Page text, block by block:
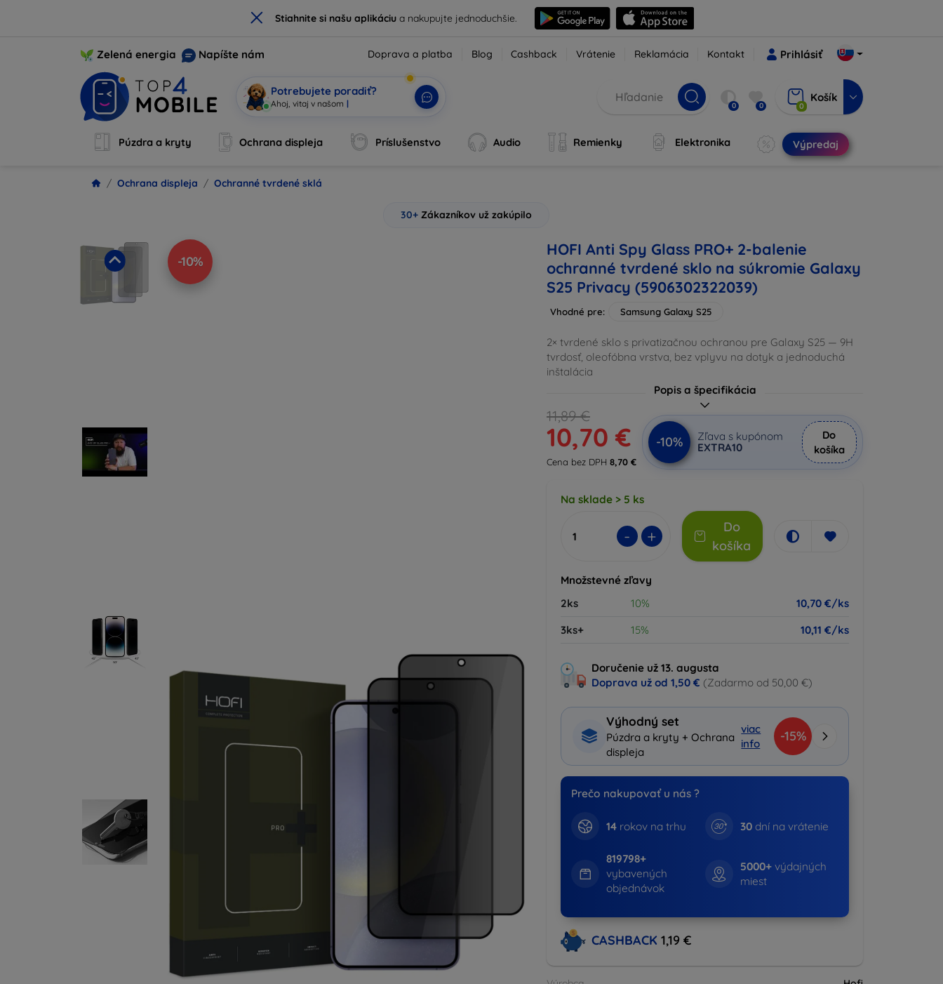
× Stiahnite si našu aplikáciua nakupujte jednoduchšie.
Zelená energia Napíšte nám Doprava a platba Blog Cashback Vrátenie Reklamácia Kontakt Prihlásiť
Potrebujete poradiť?
Som Mob 0 0 0
Košík
Púzdra a kryty Ochrana displeja Príslušenstvo Audio Remienky Elektronika Výpredaj
Ochrana displeja Ochranné tvrdené sklá
30+ Zákazníkov už zakúpilo
-10%
HOFI Anti Spy Glass PRO+ 2-balenie
ochranné tvrdené sklo na súkromie Galaxy
S25 Privacy (5906302322039)
Vhodné pre: Samsung Galaxy S25
2× tvrdené sklo s privatizačnou ochranou pre Galaxy S25 — 9H
tvrdosť, oleofóbna vrstva, bez vplyvu na dotyk a jednoduchá
inštalácia
Popis a špecifikácia
11,89 €
10,70 €
Cena bez DPH 8,70 €
-10%
Zľava s kupónom
EXTRA10
Do
košíka
Na sklade > 5 ks
- +
Do
košíka
Množstevné zľavy
2ks
10%
10,70 €/ks
3ks+
15% 10,11 €/ks
Doručenie už 13. augusta
Doprava už od 1,50 € (Zadarmo od 50,00 €)
Výhodný set
Púzdra a kryty + Ochrana
displeja
viac
info
-15%
Prečo nakupovať u nás ?
14rokov na trhu 30dní na vrátenie
819798+
vybavených
objednávok
5000+výdajných
miest
CASHBACK 1,19 €